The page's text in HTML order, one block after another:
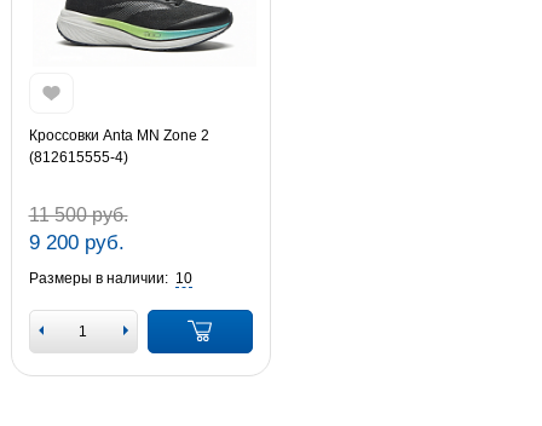
Кроссовки Anta MN Zone 2
(812615555-4)
11 500 руб.
9 200 руб.
Размеры в наличии: 10